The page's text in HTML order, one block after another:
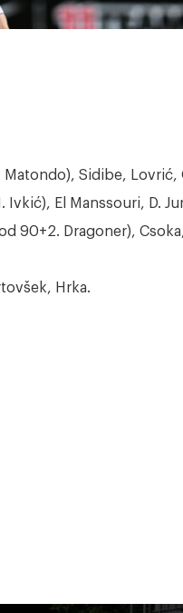
Sidibe, Lovrić,
El Manssouri, D.
90+2. Dragoner),
Hrka.